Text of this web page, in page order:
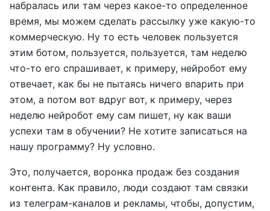
набралась или там через какое-то определенное
время, мы можем сделать рассылку уже какую-то
коммерческую. Ну то есть человек пользуется
этим ботом, пользуется, пользуется, там неделю
что-то его спрашивает, к примеру, нейробот ему
отвечает, как бы не пытаясь ничего впарить при
этом, а потом вот вдруг вот, к примеру, через
неделю нейробот ему сам пишет, ну как ваши
успехи там в обучении? Не хотите записаться на
нашу программу? Ну условно.
Это, получается, воронка продаж без создания
контента. Как правило, люди создают там связки
из телеграм-каналов и рекламы, чтобы, допустим,